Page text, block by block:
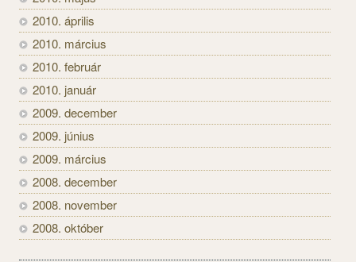
2010. április
2010. március
2010. február
2010. január
2009. december
2009. június
2009. március
2008. december
2008. november
2008. október